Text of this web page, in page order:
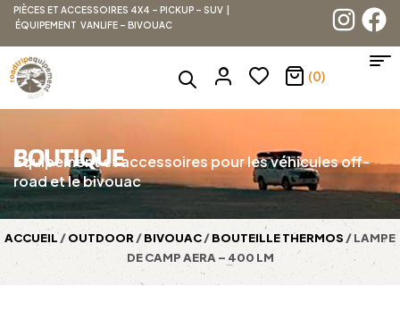
PIÈCES ET ACCESSOIRES 4X4 – PICKUP – SUV |
ÉQUIPEMENT VANLIFE – BIVOUAC
(0)
BOUTIQUE
Équipement et accessoires pour les véhicules off-
road et le bivouac
ACCUEIL/OUTDOOR /BIVOUAC/BOUTEILLE THERMOS / LAMPE
DE CAMP AERA – 400 LM